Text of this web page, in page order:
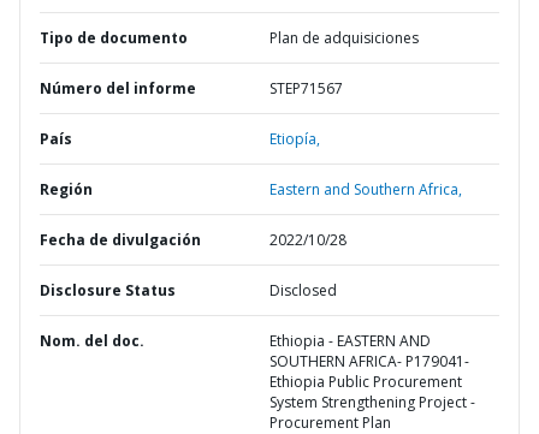
Tipo de documento Plan de adquisiciones
Número del informe STEP71567
País Etiopía,
Región Eastern and Southern Africa,
Fecha de divulgación 2022/10/28
Disclosure Status Disclosed
Nom. del doc.
Ethiopia - EASTERN AND
SOUTHERN AFRICA- P179041-
Ethiopia Public Procurement
System Strengthening Project -
Procurement Plan